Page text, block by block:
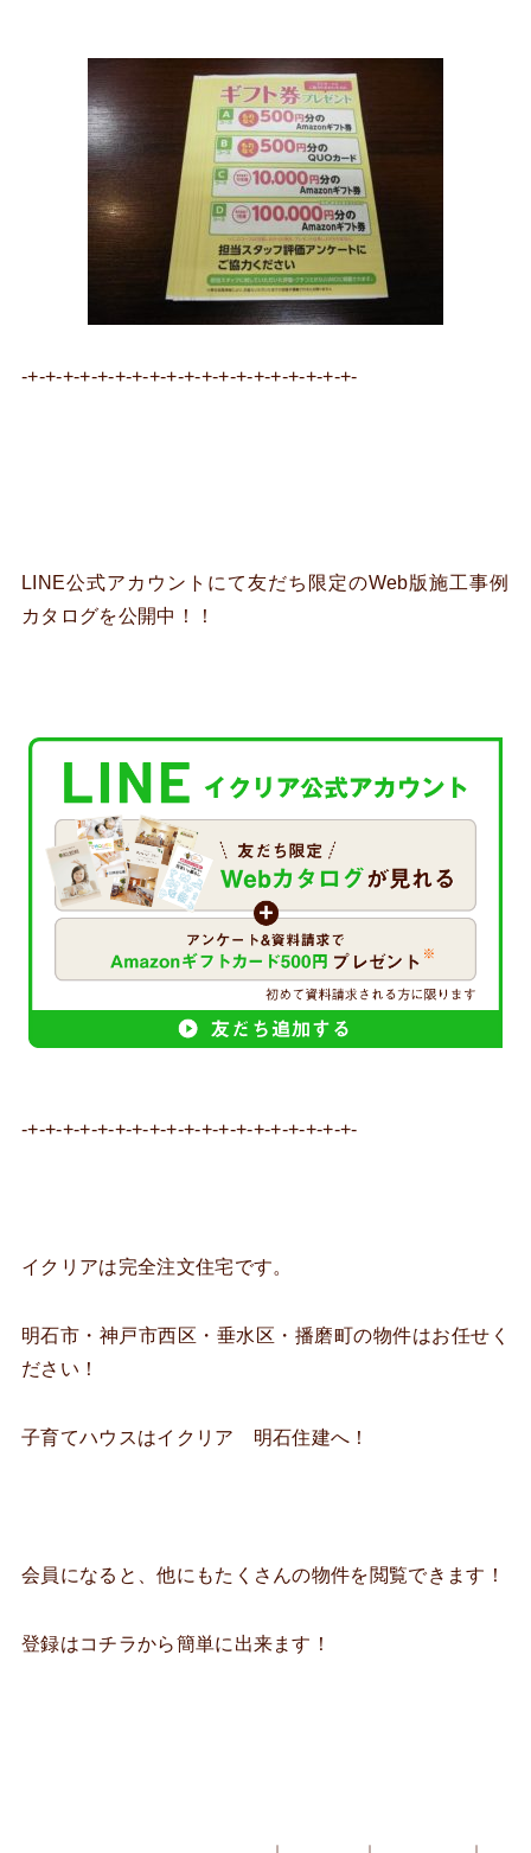
-+-+-+-+-+-+-+-+-+-+-+-+-+-+-+-+-+-+-+-
LINE公式アカウントにて友だち限定のWeb版施工事例
カタログを公開中！！
-+-+-+-+-+-+-+-+-+-+-+-+-+-+-+-+-+-+-+-
イクリアは完全注文住宅です。
明石市・神戸市西区・垂水区・播磨町の物件はお任せく
ださい！
子育てハウスはイクリア 明石住建へ！
会員になると、他にもたくさんの物件を閲覧できます！
登録はコチラから簡単に出来ます！